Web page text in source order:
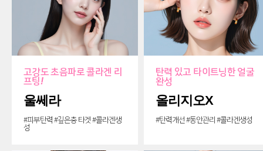
고강도 초음파로 콜라겐 리
프팅!
울쎄라
#피부탄력 #깊은층 타겟 #콜라겐생
성
탄력 있고 타이트닝한 얼굴
완성
올리지오X
#탄력개선 #동안관리 #콜라겐생성